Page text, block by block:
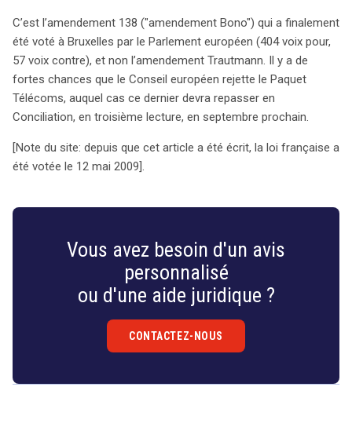
C’est l’amendement 138 ("amendement Bono") qui a finalement
été voté à Bruxelles par le Parlement européen (404 voix pour,
57 voix contre), et non l’amendement Trautmann. Il y a de
fortes chances que le Conseil européen rejette le Paquet
Télécoms, auquel cas ce dernier devra repasser en
Conciliation, en troisième lecture, en septembre prochain.
[Note du site: depuis que cet article a été écrit, la loi française a
été votée le 12 mai 2009].
Vous avez besoin d'un avis
personnalisé
ou d'une aide juridique ?
CONTACTEZ-NOUS